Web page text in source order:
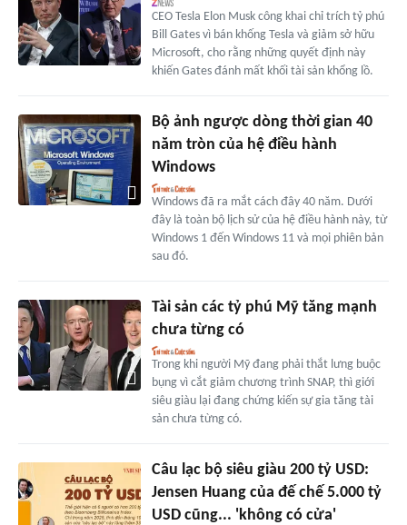
CEO Tesla Elon Musk công khai chỉ trích tỷ phú
Bill Gates vì bán khống Tesla và giảm sở hữu
Microsoft, cho rằng những quyết định này
khiến Gates đánh mất khối tài sản khổng lồ.
Bộ ảnh ngược dòng thời gian 40
năm tròn của hệ điều hành
Windows
Windows đã ra mắt cách đây 40 năm. Dưới
đây là toàn bộ lịch sử của hệ điều hành này, từ
Windows 1 đến Windows 11 và mọi phiên bản
sau đó.
Tài sản các tỷ phú Mỹ tăng mạnh
chưa từng có
Trong khi người Mỹ đang phải thắt lưng buộc
bụng vì cắt giảm chương trình SNAP, thì giới
siêu giàu lại đang chứng kiến sự gia tăng tài
sản chưa từng có.
Câu lạc bộ siêu giàu 200 tỷ USD:
Jensen Huang của đế chế 5.000 tỷ
USD cũng... 'không có cửa'